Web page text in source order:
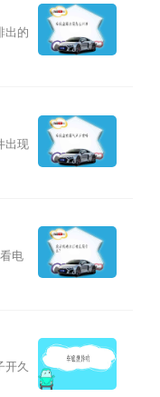
出的
出现
电
开久